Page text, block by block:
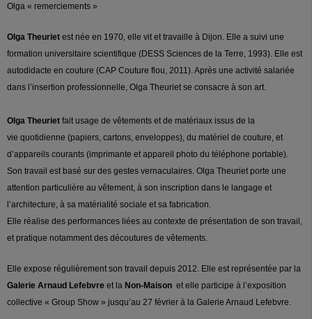
Olga « remerciements »
Olga Theuriet est née en 1970, elle vit et travaille à Dijon. Elle a suivi une
formation universitaire scientifique (DESS Sciences de la Terre, 1993). Elle est
autodidacte en couture (CAP Couture flou, 2011). Après une activité salariée
dans l’insertion professionnelle, Olga Theuriet se consacre à son art.
Olga Theuriet fait usage de vêtements et de matériaux issus de la
vie quotidienne (papiers, cartons, enveloppes), du matériel de couture, et
d’appareils courants (imprimante et appareil photo du téléphone portable).
Son travail est basé sur des gestes vernaculaires. Olga Theuriet porte une
attention particulière au vêtement, à son inscription dans le langage et
l’architecture, à sa matérialité sociale et sa fabrication.
Elle réalise des performances liées au contexte de présentation de son travail,
et pratique notamment des découtures de vêtements.
Elle expose régulièrement son travail depuis 2012. Elle est représentée par la
Galerie Arnaud Lefebvre et la Non-Maison et elle participe à l’exposition
collective « Group Show » jusqu’au 27 février à la Galerie Arnaud Lefebvre.